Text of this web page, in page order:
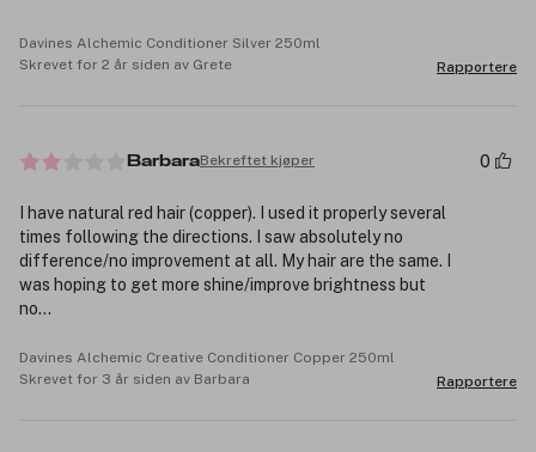
Davines Alchemic Conditioner Silver 250ml
Skrevet for 2 år siden av Grete
Rapportere
BarbaraBekreftet kjøper 0
I have natural red hair (copper). I used it properly several
times following the directions. I saw absolutely no
difference/no improvement at all. My hair are the same. I
was hoping to get more shine/improve brightness but
no...
Davines Alchemic Creative Conditioner Copper 250ml
Skrevet for 3 år siden av Barbara
Rapportere